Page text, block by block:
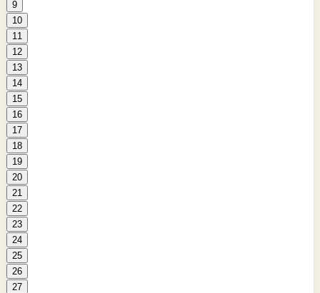
9
10
11
12
13
14
15
16
17
18
19
20
21
22
23
24
25
26
27